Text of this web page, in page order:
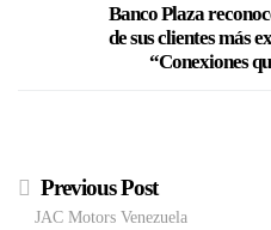
Banco Plaza
de sus clientes más
“Conexiones
Previous Post
JAC Motors Venezuela